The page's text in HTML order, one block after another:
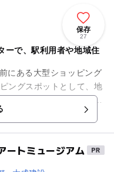
保存
27
ーで、駅利用者や地域住
にある大型ショッピング
ングスポットとして、地
者で賑わっています。 生
ートミュージアム